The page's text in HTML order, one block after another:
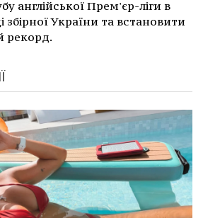
англійської Прем'єр-ліги в
збірної України та встановити
рекорд.